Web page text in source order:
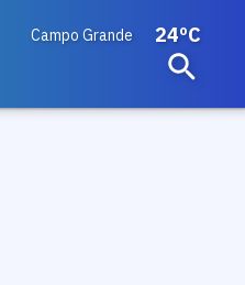
Campo Grande 24ºC